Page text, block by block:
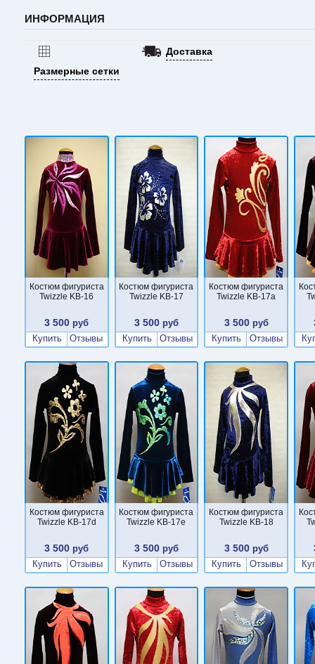
ИНФОРМАЦИЯ
Размерные сетки
Доставка
Костюм фигуриста
Twizzle KB-16
3 500 руб
Купить
Отзывы
Костюм фигуриста
Twizzle KB-17
3 500 руб
Купить
Отзывы
Костюм фигуриста
Twizzle KB-17a
3 500руб
Купить
Отзывы
Костюм фигуриста
Twizzle KB-17d
3 500 руб
Купить
Отзывы
Костюм фигуриста
Twizzle KB-17e
3 500 руб
Купить
Отзывы
Костюм фигуриста
Twizzle KB-18
3 500руб
Купить
Отзывы